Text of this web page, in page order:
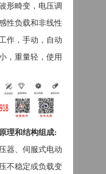
形畸变，电压调
性负载和非线性
作，手动，自动
，重量轻，使用
理和结构组成:
器、伺服式电动
不稳定或负载变